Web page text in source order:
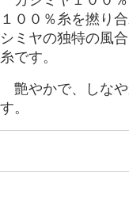
１００％糸を撚り
シミヤの独特の風
糸です。
艶やかで、しなや
す。